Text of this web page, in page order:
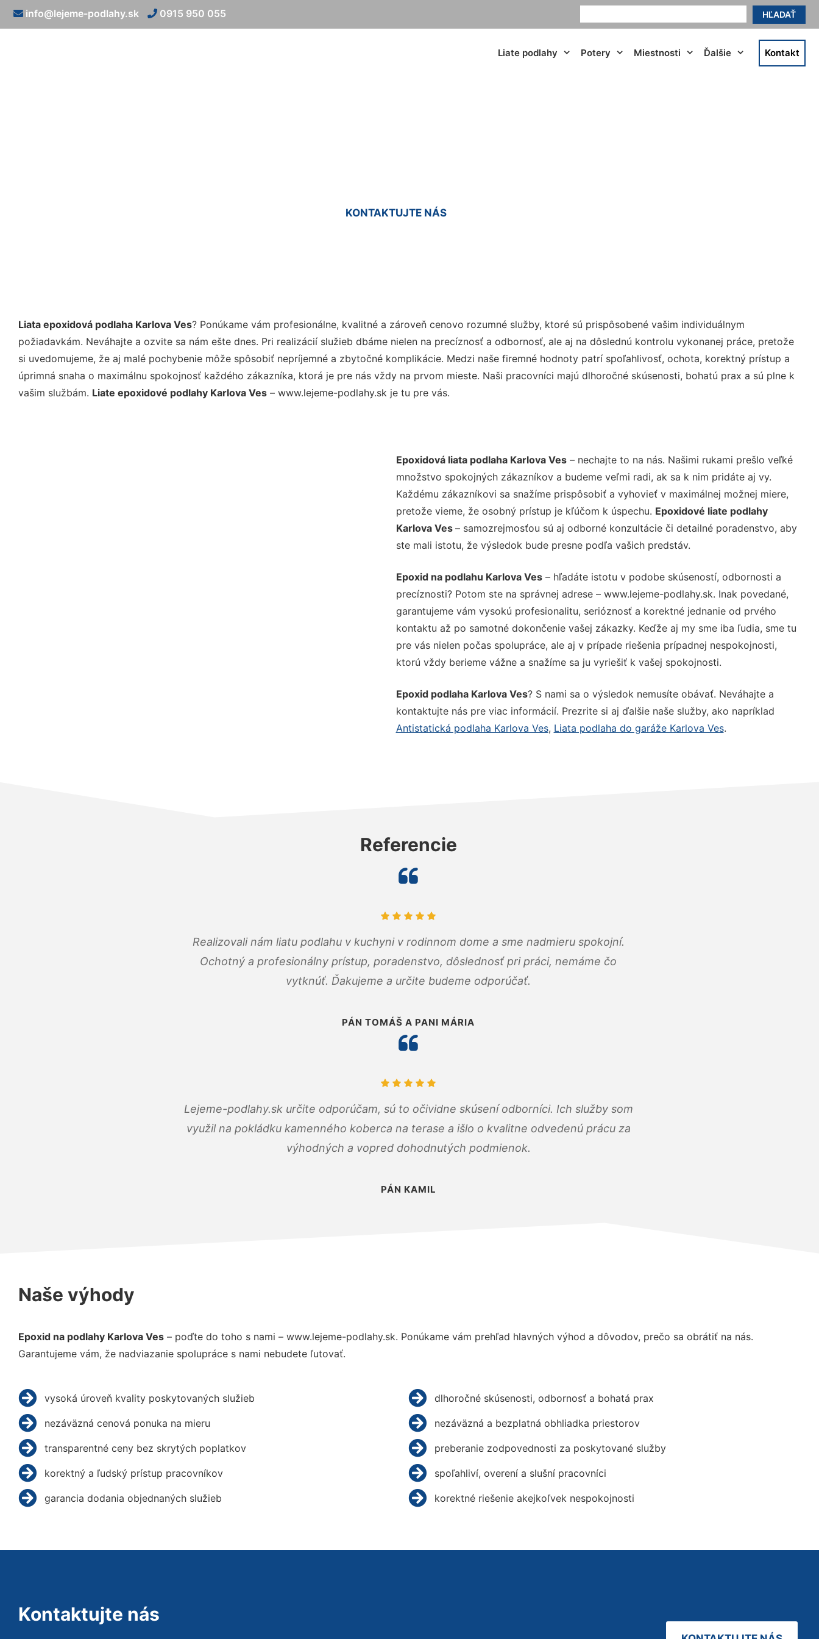
HĽADAŤ
info@lejeme-podlahy.sk 0915 950 055
Liate podlahy Potery Miestnosti Ďalšie Kontakt
KONTAKTUJTE NÁS
Liata epoxidová podlaha Karlova Ves? Ponúkame vám profesionálne, kvalitné a zároveň cenovo rozumné služby, ktoré sú prispôsobené vašim individuálnym
požiadavkám. Neváhajte a ozvite sa nám ešte dnes. Pri realizácií služieb dbáme nielen na precíznosť a odbornosť, ale aj na dôslednú kontrolu vykonanej práce, pretože
si uvedomujeme, že aj malé pochybenie môže spôsobiť nepríjemné a zbytočné komplikácie. Medzi naše firemné hodnoty patrí spoľahlivosť, ochota, korektný prístup a
úprimná snaha o maximálnu spokojnosť každého zákazníka, ktorá je pre nás vždy na prvom mieste. Naši pracovníci majú dlhoročné skúsenosti, bohatú prax a sú plne k
vašim službám. Liate epoxidové podlahy Karlova Ves – www.lejeme-podlahy.sk je tu pre vás.
Epoxidová liata podlaha Karlova Ves– nechajte to na nás. Našimi rukami prešlo veľké
množstvo spokojných zákazníkov a budeme veľmi radi, ak sa k nim pridáte aj vy.
Každému zákazníkovi sa snažíme prispôsobiť a vyhovieť v maximálnej možnej miere,
pretože vieme, že osobný prístup je kľúčom k úspechu. Epoxidové liate podlahy
Karlova Ves – samozrejmosťou sú aj odborné konzultácie či detailné poradenstvo, aby
ste mali istotu, že výsledok bude presne podľa vašich predstáv.
Epoxid na podlahu Karlova Ves– hľadáte istotu v podobe skúseností, odbornosti a
precíznosti? Potom ste na správnej adrese – www.lejeme-podlahy.sk. Inak povedané,
garantujeme vám vysokú profesionalitu, serióznosť a korektné jednanie od prvého
kontaktu až po samotné dokončenie vašej zákazky. Keďže aj my sme iba ľudia, sme tu
pre vás nielen počas spolupráce, ale aj v prípade riešenia prípadnej nespokojnosti,
ktorú vždy berieme vážne a snažíme sa ju vyriešiť k vašej spokojnosti.
Epoxid podlaha Karlova Ves? S nami sa o výsledok nemusíte obávať. Neváhajte a
kontaktujte nás pre viac informácií. Prezrite si aj ďalšie naše služby, ako napríklad
Antistatická podlaha Karlova Ves, Liata podlaha do garáže Karlova Ves.
Referencie
Realizovali nám liatu podlahu v kuchyni v rodinnom dome a sme nadmieru spokojní.
Ochotný a profesionálny prístup, poradenstvo, dôslednosť pri práci, nemáme čo
vytknúť. Ďakujeme a určite budeme odporúčať.
PÁN TOMÁŠ A PANI MÁRIA
Lejeme-podlahy.sk určite odporúčam, sú to očividne skúsení odborníci. Ich služby som
využil na pokládku kamenného koberca na terase a išlo o kvalitne odvedenú prácu za
výhodných a vopred dohodnutých podmienok.
PÁN KAMIL
Naše výhody
Epoxid na podlahy Karlova Ves – poďte do toho s nami – www.lejeme-podlahy.sk. Ponúkame vám prehľad hlavných výhod a dôvodov, prečo sa obrátiť na nás.
Garantujeme vám, že nadviazanie spolupráce s nami nebudete ľutovať.
vysoká úroveň kvality poskytovaných služieb
nezáväzná cenová ponuka na mieru
transparentné ceny bez skrytých poplatkov
korektný a ľudský prístup pracovníkov
garancia dodania objednaných služieb
dlhoročné skúsenosti, odbornosť a bohatá prax
nezáväzná a bezplatná obhliadka priestorov
preberanie zodpovednosti za poskytované služby
spoľahliví, overení a slušní pracovníci
korektné riešenie akejkoľvek nespokojnosti
Kontaktujte nás